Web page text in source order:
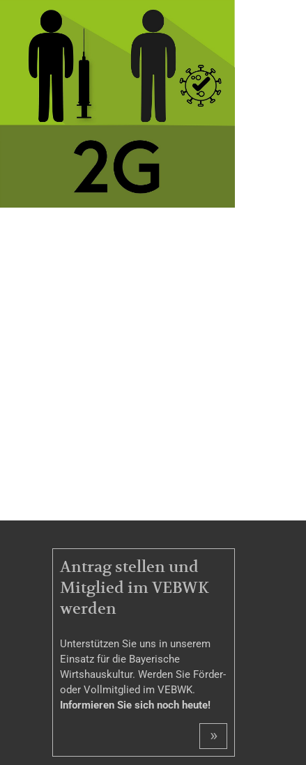
MITGLIEDSCHAFT
Antrag stellen und
Mitglied im VEBWK
werden
Unterstützen Sie uns in unserem
Einsatz für die Bayerische
Wirtshauskultur. Werden Sie Förder-
oder Vollmitglied im VEBWK.
Informieren Sie sich noch heute!
»